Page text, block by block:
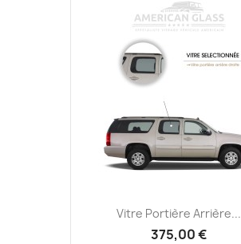
Vitre Portière Arrière...
375,00 €